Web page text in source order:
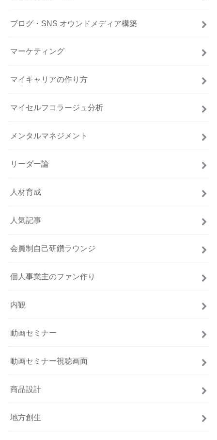
ブログ・SNS オウンドメディア構築
マーケティング
マイキャリアの作り方
マイセルフコラージュ分析
メンタルマネジメント
リーダー論
人材育成
人気記事
会員制自己研鑽ラウンジ
個人事業主のファン作り
内観
動画セミナー
動画セミナー視聴画面
商品設計
地方創生